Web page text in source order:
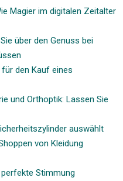
Magier im digitalen Zeitalter
über den Genuss bei
für den Kauf eines
und Orthoptik: Lassen Sie
auswählt
von Kleidung
Stimmung